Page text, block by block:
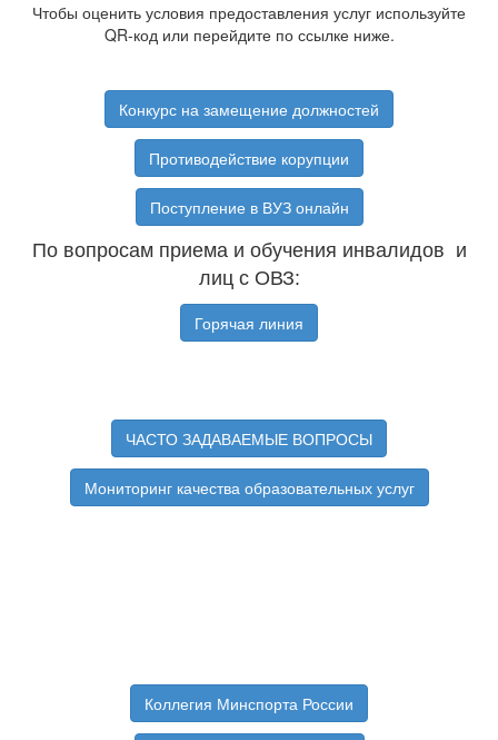
Чтобы оценить условия предоставления услуг используйте
QR-код или перейдите по ссылке ниже.
Конкурс на замещение должностей
Противодействие корупции
Поступление в ВУЗ онлайн
По вопросам приема и обучения инвалидов и
лиц с ОВЗ:
Горячая линия
ЧАСТО ЗАДАВАЕМЫЕ ВОПРОСЫ
Мониторинг качества образовательных услуг
Коллегия Минспорта России